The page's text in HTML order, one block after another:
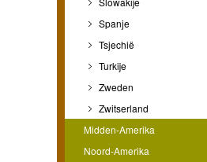
Spanje
Tsjechië
Turkije
Zweden
Zwitserland
Midden-Amerika
Noord-Amerika